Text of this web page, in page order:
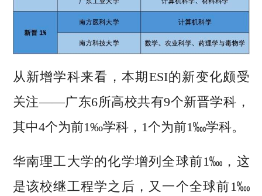
从新增学科来看，本期ESI的新变化颇受
关注——广东6所高校共有9个新晋学科，
其中4个为前1‰学科，1个为前1‱学科。
华南理工大学的化学增列全球前1‱，这
是该校继工程学之后，又一个全球前1‱